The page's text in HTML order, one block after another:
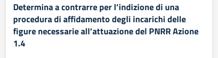
Determina a contrarre per l’indizione di una
procedura di affidamento degli incarichi delle
figure necessarie all’attuazione del PNRR Azione
1.4